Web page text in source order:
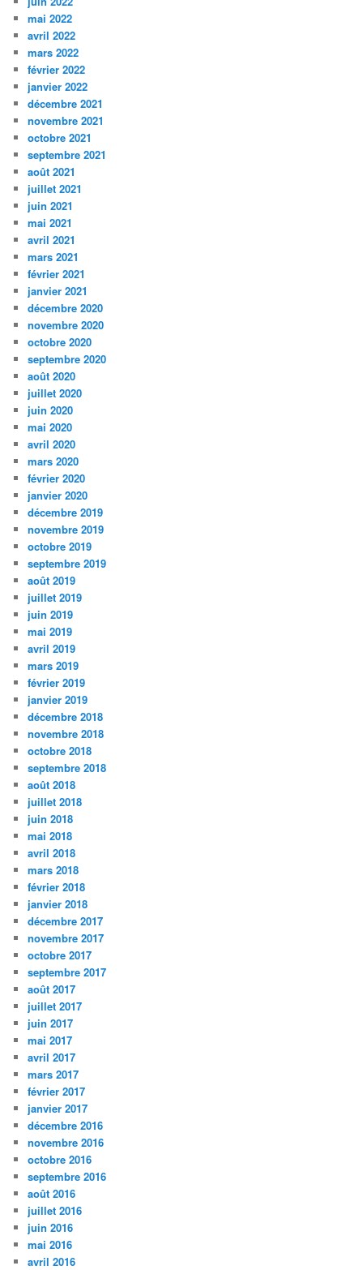
mai 2022
avril 2022
mars 2022
février 2022
janvier 2022
décembre 2021
novembre 2021
octobre 2021
septembre 2021
août 2021
juillet 2021
juin 2021
mai 2021
avril 2021
mars 2021
février 2021
janvier 2021
décembre 2020
novembre 2020
octobre 2020
septembre 2020
août 2020
juillet 2020
juin 2020
mai 2020
avril 2020
mars 2020
février 2020
janvier 2020
décembre 2019
novembre 2019
octobre 2019
septembre 2019
août 2019
juillet 2019
juin 2019
mai 2019
avril 2019
mars 2019
février 2019
janvier 2019
décembre 2018
novembre 2018
octobre 2018
septembre 2018
août 2018
juillet 2018
juin 2018
mai 2018
avril 2018
mars 2018
février 2018
janvier 2018
décembre 2017
novembre 2017
octobre 2017
septembre 2017
août 2017
juillet 2017
juin 2017
mai 2017
avril 2017
mars 2017
février 2017
janvier 2017
décembre 2016
novembre 2016
octobre 2016
septembre 2016
août 2016
juillet 2016
juin 2016
mai 2016
avril 2016